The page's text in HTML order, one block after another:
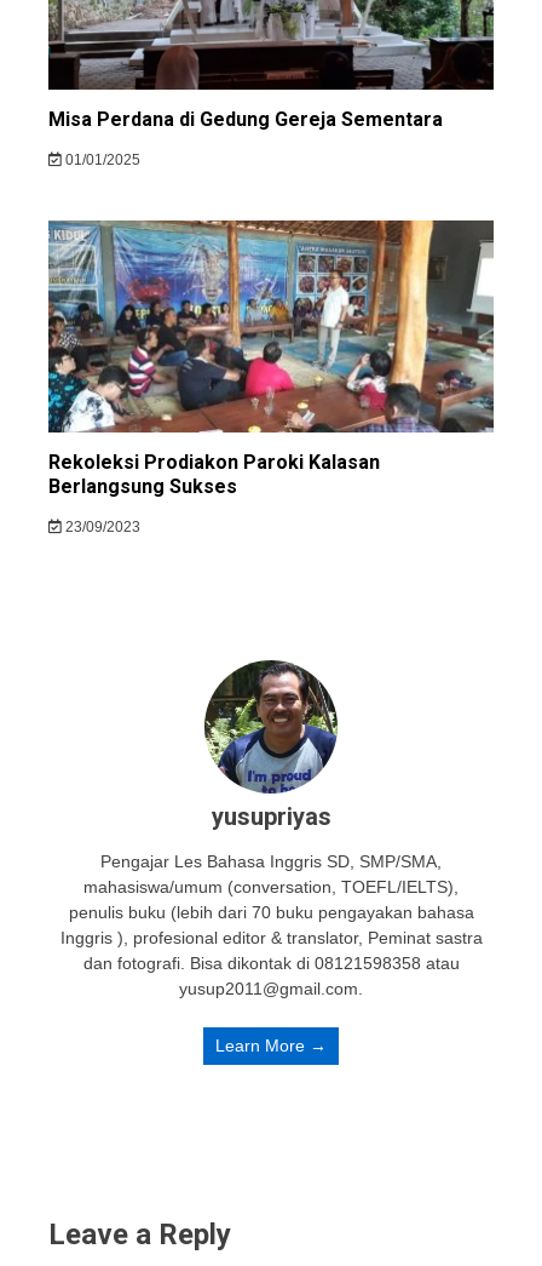
Misa Perdana di Gedung Gereja Sementara
01/01/2025
Rekoleksi Prodiakon Paroki Kalasan
Berlangsung Sukses
23/09/2023
yusupriyas
Pengajar Les Bahasa Inggris SD, SMP/SMA,
mahasiswa/umum (conversation, TOEFL/IELTS),
penulis buku (lebih dari 70 buku pengayakan bahasa
Inggris ), profesional editor & translator, Peminat sastra
dan fotografi. Bisa dikontak di 08121598358 atau
yusup2011@gmail.com.
Learn More →
Leave a Reply